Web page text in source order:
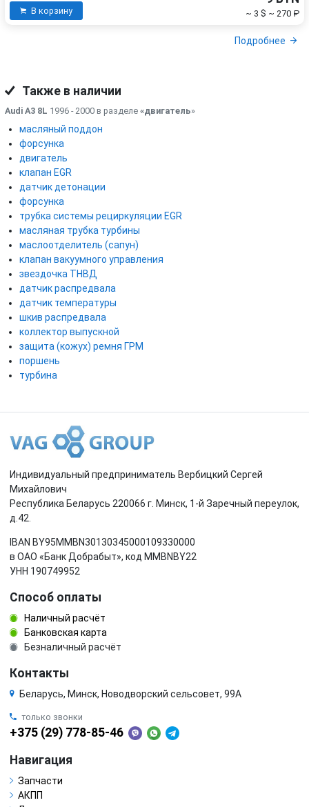
В корзину ~ 3 $ ~ 270 ₽
Подробнее
Также в наличии
Audi A3 8L 1996 - 2000 в разделе «двигатель»
масляный поддон
форсунка
двигатель
клапан EGR
датчик детонации
форсунка
трубка системы рециркуляции EGR
масляная трубка турбины
маслоотделитель (сапун)
клапан вакуумного управления
звездочка ТНВД
датчик распредвала
датчик температуры
шкив распредвала
коллектор выпускной
защита (кожух) ремня ГРМ
поршень
турбина
Индивидуальный предприниматель Вербицкий Сергей
Михайлович
Республика Беларусь 220066 г. Минск, 1-й Заречный переулок,
д.42.
IBAN BY95MMBN30130345000109330000
в ОАО «Банк Добрабыт», код MMBNBY22
УНН 190749952
Способ оплаты
Наличный расчёт
Банковская карта
Безналичный расчёт
Контакты
Беларусь, Минск, Новодворский сельсовет, 99А
только звонки
+375 (29) 778-85-46
Навигация
Запчасти
АКПП